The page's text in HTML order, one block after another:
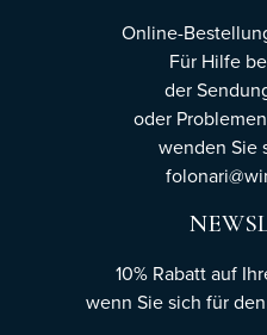
Online-
Für Hilfe
der
oder
wenden Sie
10% Rabatt auf
wenn Sie sich für